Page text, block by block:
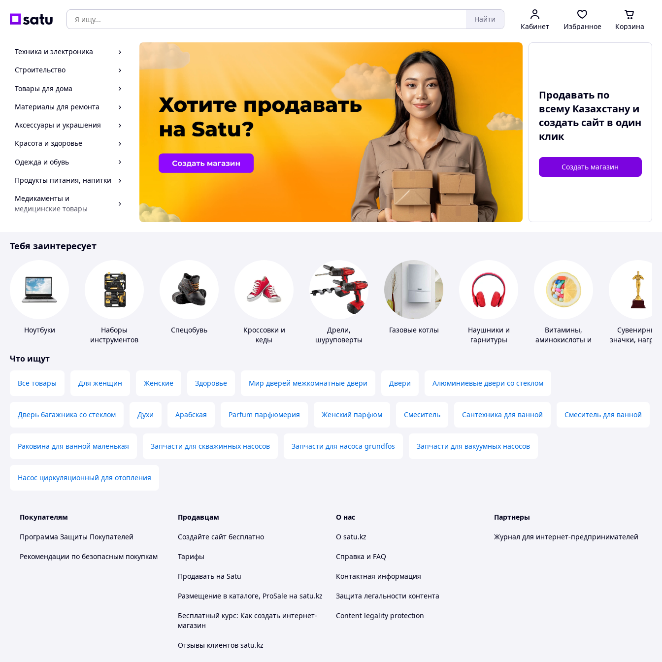
Найти
Кабинет Избранное Корзина
Техника и электроника
Строительство
Товары для дома
Материалы для ремонта
Аксессуары и украшения
Красота и здоровье
Одежда и обувь
Продукты питания, напитки
Медикаменты и
медицинские товары
Инструмент
Продавать по
всему Казахстану и
создать сайтв один
клик
Создать магазин
Тебя заинтересует
Ноутбуки
Наборы
инструментов
Спецобувь
Кроссовки и
кеды
Дрели,
шуруповерты
Газовые котлы
Наушники и
гарнитуры
Витамины,
аминокислоты и
Сувенирные
значки,
Что ищут
Все товары Для женщин Женские Здоровье Мир дверей межкомнатные двери Двери Алюминиевые двери со стеклом
Дверь багажника со стеклом Духи Арабская Parfum парфюмерия Женский парфюм Смеситель Сантехника для ванной Смеситель для ванной
Раковина для ванной маленькая Запчасти для скважинных насосов Запчасти для насоса grundfos Запчасти для вакуумных насосов
Насос циркуляционный для отопления
Покупателям
Программа Защиты Покупателей
Рекомендации по безопасным покупкам
Продавцам
Создайте сайт бесплатно
Тарифы
Продавать на Satu
Размещение в каталоге, ProSale на satu.kz
Бесплатный курс: Как создать интернет-
магазин
Отзывы клиентов satu.kz
О нас
О satu.kz
Справка и FAQ
Контактная информация
Защита легальности контента
Content legality protection
Партнеры
Журнал для интернет-предпринимателей